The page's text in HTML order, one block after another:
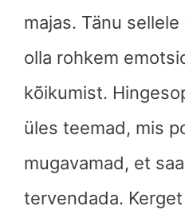
majas. Tänu
olla rohkem
kõikumist.
üles teemad, mis
mugavamad, et
tervendada.